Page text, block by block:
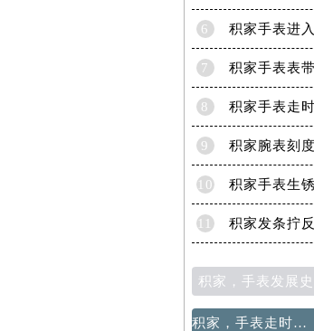
6
7
8
9
10
11
积家，手表发展史
积家，手表走时不准